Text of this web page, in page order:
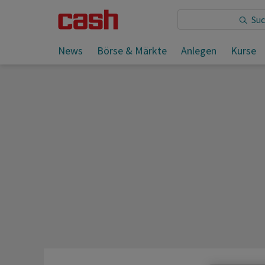
News Börse & Märkte Anlegen Kurse
Sie lesen: